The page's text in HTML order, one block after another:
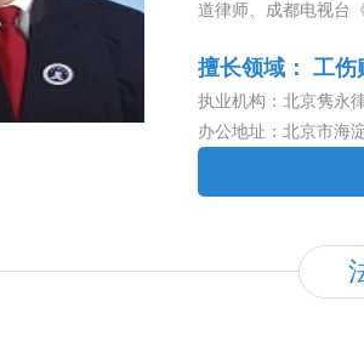
道律师、成都电视台
徽电视台《法治时空
报道律师、《京华时
道律师、《环球时报
师，中国人民大学法
律师事务所主任律
旨，秉承“受人之托
擅长领域： 工
执业机构：北京隽永
办公地址：北京市海